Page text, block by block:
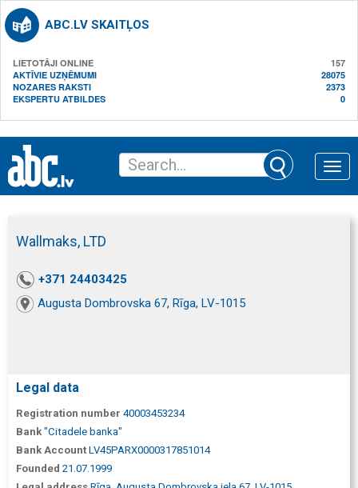
ABC.LV SKAITĻOS
LIETOTĀJI ONLINE
157
AKTĪVIE UZŅĒMUMI
28075
NOZARES RAKSTI
2373
EKSPERTU ATBILDES
0
Toggle
Wallmaks, LTD
+371 24403425
Augusta Dombrovska 67, Rīga, LV-1015
Legal data
Registration number 40003453234
Bank "Citadele banka"
Bank Account LV45PARX0000317851014
Founded 21.07.1999